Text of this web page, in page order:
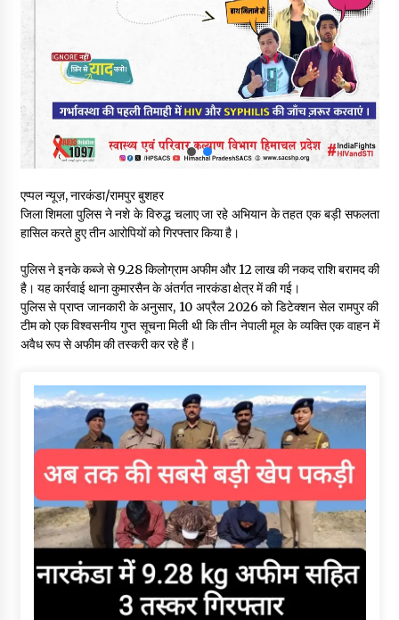
हिमाचल सरकार मछुआरों को नावों और मछली पकड़ने के उपकरणों पर डे रही
70 से 90% तक सब्सिडी
चंबा के बैरागढ़ में दर्दनाक बस हादसा, 7 की मौत, 11 घायल, राज्यपाल CM व
कुलदीप पठानिया सहित नेताओं ने जताया शोक
08/08/2026
रही थी निजी बस शर्मा कोच
08/08/2026
चौपाल विधायक पर BDC सदस्य राजेश रढाइक का तीखा हमला, मांगा
इस्तीफा
08/08/2026
हमीरपुर के बड़सर में मनाया जाएगा राज्यस्तरीय स्वतंत्रता दिवस समारोह, CM
07/08/2026
एप्पल न्यूज़, नारकंडा/रामपुर बुशहर
जिला शिमला पुलिस ने नशे के विरुद्ध चलाए जा रहे अभियान के तहत एक बड़ी सफलता
हासिल करते हुए तीन आरोपियों को गिरफ्तार किया है।
पुलिस ने इनके कब्जे से 9.28 किलोग्राम अफीम और ₹12 लाख की नकद राशि बरामद की
है। यह कार्रवाई थाना कुमारसैन के अंतर्गत नारकंडा क्षेत्र में की गई।
पुलिस से प्राप्त जानकारी के अनुसार, 10 अप्रैल 2026 को डिटेक्शन सेल रामपुर की
टीम को एक विश्वसनीय गुप्त सूचना मिली थी कि तीन नेपाली मूल के व्यक्ति एक वाहन में
अवैध रूप से अफीम की तस्करी कर रहे हैं।